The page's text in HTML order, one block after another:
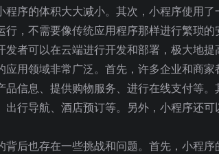
程序的体积大大减小。其次，小程序使用
行，不需要像传统应用程序那样进行繁琐
发者可以在云端进行开发和部署，极大地提
应用领域非常广泛。首先，许多企业和商
品信息、提供购物服务、进行在线支付等
出行导航、酒店预订等。另外，小程序还
背后也存在一些挑战和问题。首先，小程